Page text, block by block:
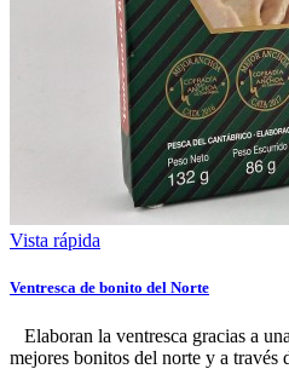
Vista rápida
Ventresca de bonito del Norte
Elaboran la ventresca gracias a
mejores bonitos del norte y a través